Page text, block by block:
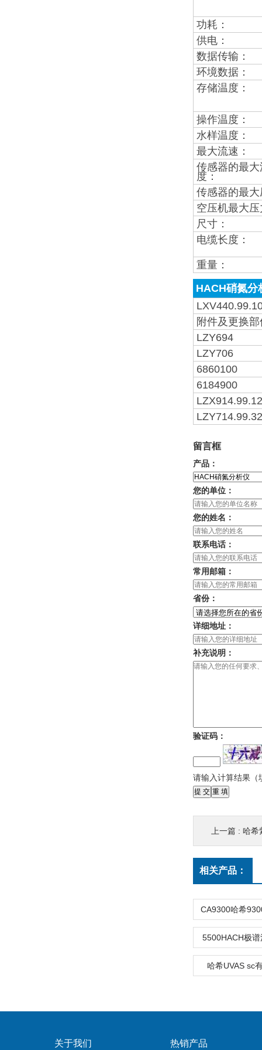
功耗：
供电：
数据传输：
环境数据：
存储温度：
操作温度：
水样温度：
最大流速：
传感器的最
度：
传感器的最
空压机最大
尺寸：
电缆长度：
重量：
HACH硝氮分
附件及更换部
LZY694
LZY706
6860100
6184900
留言框
产品：
您的单位：
您的姓名：
联系电话：
常用邮箱：
省份：
详细地址：
补充说明：
验证码：
请输入计算结果（
上一篇 : 哈希
相关产品：
5500HACH极
哈希UVAS sc
关于我们 热销产品